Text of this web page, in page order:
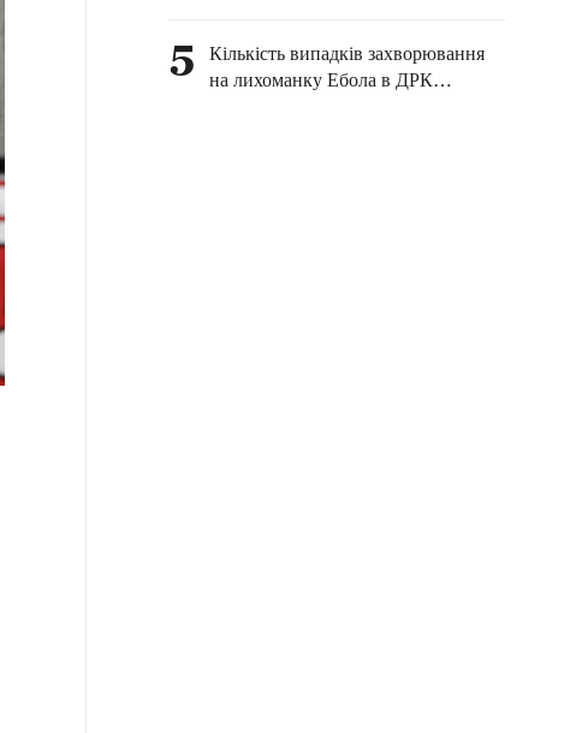
через Ормуз торговельними та
5
Кількість випадків захворювання
на лихоманку Ебола в ДРК